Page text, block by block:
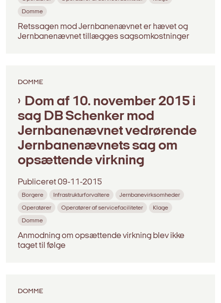
Domme
Retssagen mod Jernbanenævnet er hævet og
Jernbanenævnet tillægges sagsomkostninger
DOMME
Dom af 10. november 2015 i
sag DB Schenker mod
Jernbanenævnet vedrørende
Jernbanenævnets sag om
opsættende virkning
Publiceret09-11-2015
Borgere Infrastrukturforvaltere Jernbanevirksomheder
Operatører Operatører af servicefaciliteter Klage
Domme
Anmodning om opsættende virkning blev ikke
taget til følge
DOMME